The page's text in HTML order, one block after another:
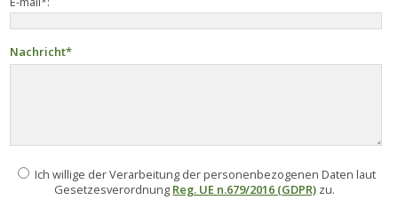
Nachricht*
Ich willige der Verarbeitung der personenbezogenen Daten laut
Gesetzesverordnung Reg. UE n.679/2016 (GDPR) zu.